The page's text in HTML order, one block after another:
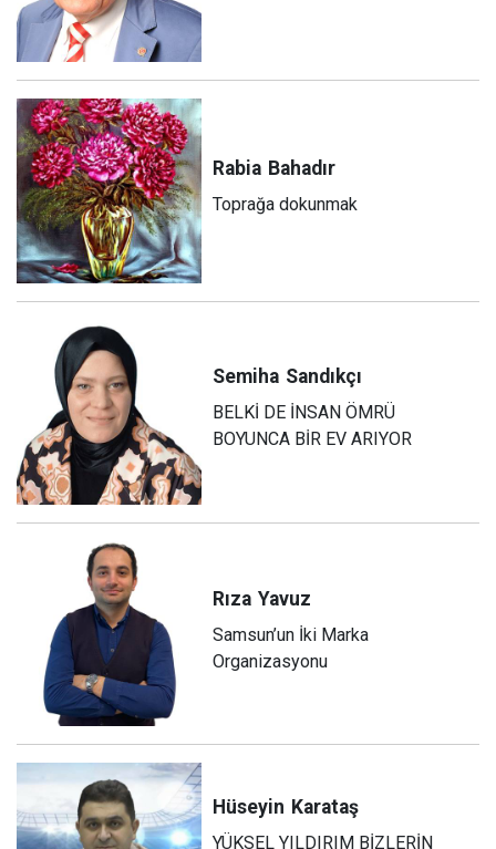
Rabia Bahadır
Toprağa dokunmak
Semiha Sandıkçı
BELKİ DE İNSAN ÖMRÜ
BOYUNCA BİR EV ARIYOR
Rıza Yavuz
Samsun’un İki Marka
Organizasyonu
Hüseyin Karataş
YÜKSEL YILDIRIM BİZLERİN